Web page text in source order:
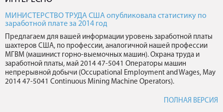
МИНИСТЕРСТВО ТРУДА США опубликовала статистику по
заработной плате за 2014 год
Предлагаем для вашей информации уровень заработной платы
шахтеров США, по профессии, аналогичной нашей профессии
МГВМ (машинист горно-выемочных машин). Охрана труда и
заработной платы, май 2014 47-5041 Операторы машин
непрерывной добычи (Occupational Employment and Wages, May
2014 47-5041 Continuous Mining Machine Operators).
ПОЛНАЯ ВЕРСИЯ